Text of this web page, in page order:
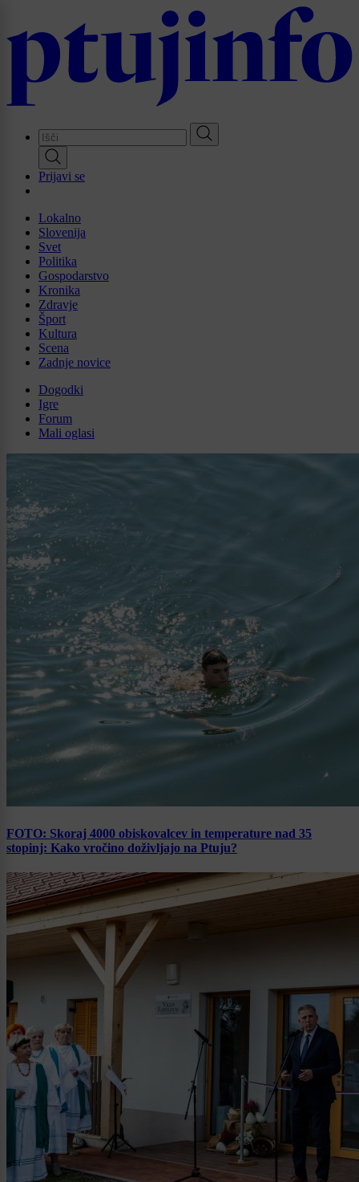
main
Prijavi se
Lokalno
Slovenija
Svet
Politika
Gospodarstvo
Kronika
Zdravje
Šport
Kultura
Scena
Zadnje novice
Dogodki
Igre
Forum
Mali oglasi
FOTO: Skoraj 4000 obiskovalcev in temperature nad 35
stopinj: Kako vročino doživljajo na Ptuju?